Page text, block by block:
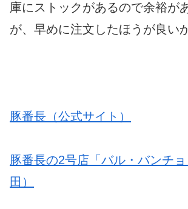
庫にストックがあるので余裕が
が、早めに注文したほうが良い
豚番長（公式サイト）
豚番長の2号店「バル・バンチ
田）